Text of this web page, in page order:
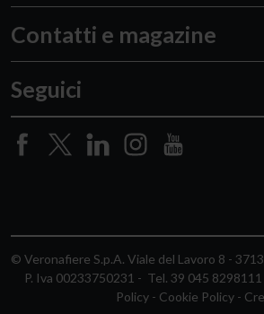
Contatti e magazine
Seguici
© Veronafiere S.p.A. Viale del Lavoro 8 -
P. Iva 00233750231 - Tel. 39 045 8298111
Policy - Cookie Policy -